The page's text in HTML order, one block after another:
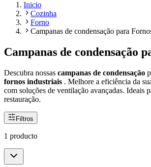
Inicio
Cozinha
Forno
Campanas de condensação para
Campanas de condensação
Descubra nossas campanas de condensação
fornos industriais . Melhore a eficiência da
com soluções de ventilação avançadas. Ideais
restauração.
Filtros
1 producto